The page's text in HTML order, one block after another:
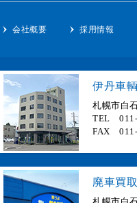
会社概要 採用情報
伊丹車
札幌市白
TEL 011-
FAX 011-
廃車買